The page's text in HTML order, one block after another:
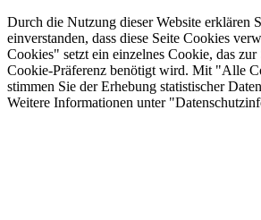
Durch die Nutzung dieser Website erklären
einverstanden, dass diese Seite Cookies
Cookies" setzt ein einzelnes Cookie, das
Cookie-Präferenz benötigt wird. Mit "Alle
stimmen Sie der Erhebung statistischer
Weitere Informationen unter